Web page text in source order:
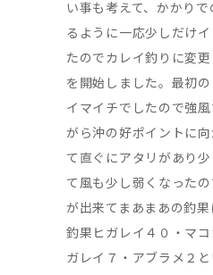
い事も考えて、かかり
るように一応少しだけ
たのでカレイ釣りに変
を開始しました。最初
イマイチでしたので強
がら沖の好ポイントに
て直ぐにアタリがあり
て風も少し弱くなった
が出来てまあまあの釣
釣果ヒガレイ４０・マ
ガレイ７・アブラメ２